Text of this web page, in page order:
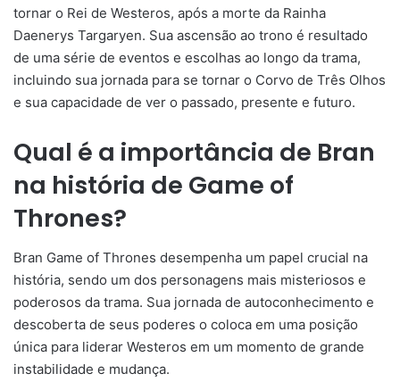
tornar o Rei de Westeros, após a morte da Rainha
Daenerys Targaryen. Sua ascensão ao trono é resultado
de uma série de eventos e escolhas ao longo da trama,
incluindo sua jornada para se tornar o Corvo de Três Olhos
e sua capacidade de ver o passado, presente e futuro.
Qual é a importância de Bran
na história de Game of
Thrones?
Bran Game of Thrones desempenha um papel crucial na
história, sendo um dos personagens mais misteriosos e
poderosos da trama. Sua jornada de autoconhecimento e
descoberta de seus poderes o coloca em uma posição
única para liderar Westeros em um momento de grande
instabilidade e mudança.